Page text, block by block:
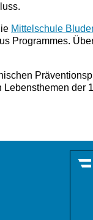
Mittelschule
Programmes.
der